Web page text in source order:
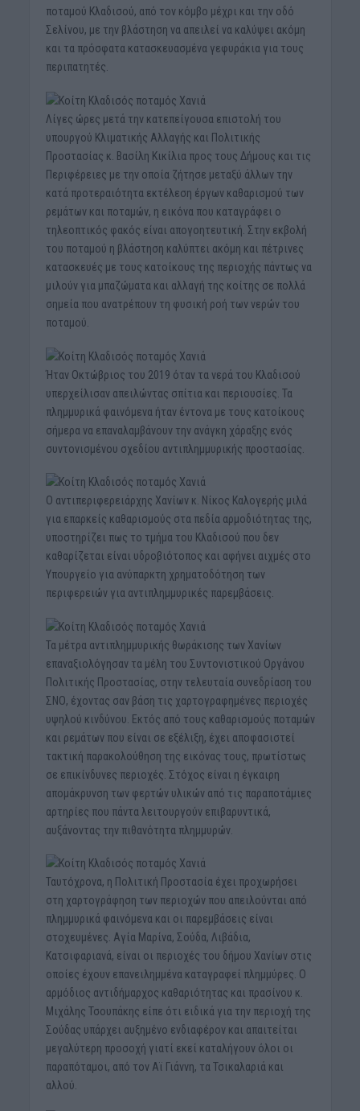
ποταμού Κλαδισού, από τον κόμβο μέχρι και την οδό
Σελίνου, με την βλάστηση να απειλεί να καλύψει ακόμη
και τα πρόσφατα κατασκευασμένα γεφυράκια για τους
περιπατητές.
Λίγες ώρες μετά την κατεπείγουσα επιστολή του
υπουργού Κλιματικής Αλλαγής και Πολιτικής
Προστασίας κ. Βασίλη Κικίλια προς τους Δήμους και τις
Περιφέρειες με την οποία ζήτησε μεταξύ άλλων την
κατά προτεραιότητα εκτέλεση έργων καθαρισμού των
ρεμάτων και ποταμών, η εικόνα που καταγράφει ο
τηλεοπτικός φακός είναι απογοητευτική. Στην εκβολή
του ποταμού η βλάστηση καλύπτει ακόμη και πέτρινες
κατασκευές με τους κατοίκους της περιοχής πάντως να
μιλούν για μπαζώματα και αλλαγή της κοίτης σε πολλά
σημεία που ανατρέπουν τη φυσική ροή των νερών του
ποταμού.
Ήταν Οκτώβριος του 2019 όταν τα νερά του Κλαδισού
υπερχείλισαν απειλώντας σπίτια και περιουσίες. Τα
πλημμυρικά φαινόμενα ήταν έντονα με τους κατοίκους
σήμερα να επαναλαμβάνουν την ανάγκη χάραξης ενός
συντονισμένου σχεδίου αντιπλημμυρικής προστασίας.
Ο αντιπεριφερειάρχης Χανίων κ. Νίκος Καλογερής μιλά
για επαρκείς καθαρισμούς στα πεδία αρμοδιότητας της,
υποστηρίζει πως το τμήμα του Κλαδισού που δεν
καθαρίζεται είναι υδροβιότοπος και αφήνει αιχμές στο
Υπουργείο για ανύπαρκτη χρηματοδότηση των
περιφερειών για αντιπλημμυρικές παρεμβάσεις.
Τα μέτρα αντιπλημμυρικής θωράκισης των Χανίων
επαναξιολόγησαν τα μέλη του Συντονιστικού Οργάνου
Πολιτικής Προστασίας, στην τελευταία συνεδρίαση του
ΣΝΟ, έχοντας σαν βάση τις χαρτογραφημένες περιοχές
υψηλού κινδύνου. Εκτός από τους καθαρισμούς ποταμών
και ρεμάτων που είναι σε εξέλιξη, έχει αποφασιστεί
τακτική παρακολούθηση της εικόνας τους, πρωτίστως
σε επικίνδυνες περιοχές. Στόχος είναι η έγκαιρη
απομάκρυνση των φερτών υλικών από τις παραποτάμιες
αρτηρίες που πάντα λειτουργούν επιβαρυντικά,
αυξάνοντας την πιθανότητα πλημμυρών.
Ταυτόχρονα, η Πολιτική Προστασία έχει προχωρήσει
στη χαρτογράφηση των περιοχών που απειλούνται από
πλημμυρικά φαινόμενα και οι παρεμβάσεις είναι
στοχευμένες. Αγία Μαρίνα, Σούδα, Λιβάδια,
Κατσιφαριανά, είναι οι περιοχές του δήμου Χανίων στις
οποίες έχουν επανειλημμένα καταγραφεί πλημμύρες. Ο
αρμόδιος αντιδήμαρχος καθαριότητας και πρασίνου κ.
Μιχάλης Τσουπάκης είπε ότι ειδικά για την περιοχή της
Σούδας υπάρχει αυξημένο ενδιαφέρον και απαιτείται
μεγαλύτερη προσοχή γιατί εκεί καταλήγουν όλοι οι
παραπόταμοι, από τον Αϊ Γιάννη, τα Τσικαλαριά και
αλλού.